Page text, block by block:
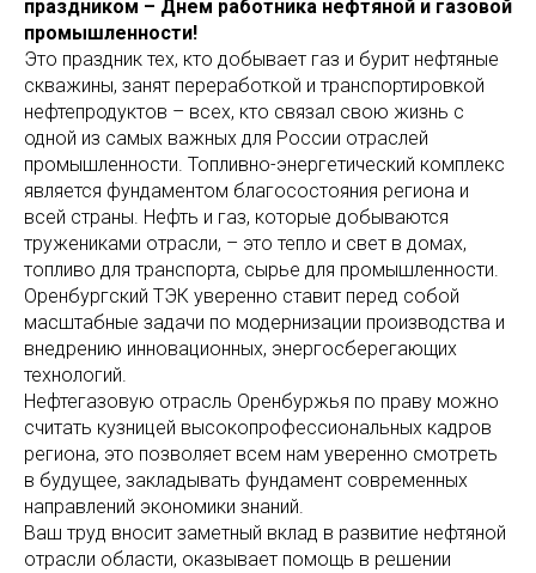
праздником – Днем работника нефтяной и газовой
промышленности!
Это праздник тех, кто добывает газ и бурит нефтяные
скважины, занят переработкой и транспортировкой
нефтепродуктов – всех, кто связал свою жизнь с
одной из самых важных для России отраслей
промышленности. Топливно-энергетический комплекс
является фундаментом благосостояния региона и
всей страны. Нефть и газ, которые добываются
тружениками отрасли, – это тепло и свет в домах,
топливо для транспорта, сырье для промышленности.
Оренбургский ТЭК уверенно ставит перед собой
масштабные задачи по модернизации производства и
внедрению инновационных, энергосберегающих
технологий.
Нефтегазовую отрасль Оренбуржья по праву можно
считать кузницей высокопрофессиональных кадров
региона, это позволяет всем нам уверенно смотреть
в будущее, закладывать фундамент современных
направлений экономики знаний.
Ваш труд вносит заметный вклад в развитие нефтяной
отрасли области, оказывает помощь в решении